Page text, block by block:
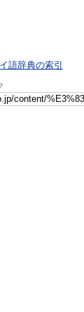
語辞典の索引